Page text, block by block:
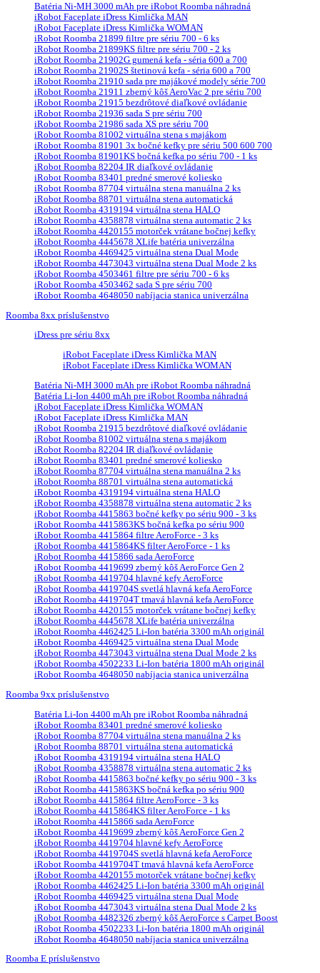
Batéria Ni-MH 3000 mAh pre iRobot Roomba náhradná
iRobot Faceplate iDress Kimlička MAN
iRobot Faceplate iDress Kimlička WOMAN
iRobot Roomba 21899 filtre pre sériu 700 - 6 ks
iRobot Roomba 21899KS filtre pre sériu 700 - 2 ks
iRobot Roomba 21902G gumená kefa - séria 600 a 700
iRobot Roomba 21902S štetinová kefa - séria 600 a 700
iRobot Roomba 21910 sada pre majákové modely série 700
iRobot Roomba 21911 zberný kôš AeroVac 2 pre sériu 700
iRobot Roomba 21915 bezdrôtové diaľkové ovládanie
iRobot Roomba 21936 sada S pre sériu 700
iRobot Roomba 21986 sada XS pre sériu 700
iRobot Roomba 81002 virtuálna stena s majákom
iRobot Roomba 81901 3x bočné kefky pre sériu 500 600 700
iRobot Roomba 81901KS bočná kefka po sériu 700 - 1 ks
iRobot Roomba 82204 IR diaľkové ovládanie
iRobot Roomba 83401 predné smerové koliesko
iRobot Roomba 87704 virtuálna stena manuálna 2 ks
iRobot Roomba 88701 virtuálna stena automatická
iRobot Roomba 4319194 virtuálna stena HALO
iRobot Roomba 4358878 virtuálna stena automatic 2 ks
iRobot Roomba 4420155 motorček vrátane bočnej kefky
iRobot Roomba 4445678 XLife batéria univerzálna
iRobot Roomba 4469425 virtuálna stena Dual Mode
iRobot Roomba 4473043 virtuálna stena Dual Mode 2 ks
iRobot Roomba 4503461 filtre pre sériu 700 - 6 ks
iRobot Roomba 4503462 sada S pre sériu 700
iRobot Roomba 4648050 nabíjacia stanica univerzálna
Roomba 8xx príslušenstvo
iDress pre sériu 8xx
iRobot Faceplate iDress Kimlička MAN
iRobot Faceplate iDress Kimlička WOMAN
Batéria Ni-MH 3000 mAh pre iRobot Roomba náhradná
Batéria Li-Ion 4400 mAh pre iRobot Roomba náhradná
iRobot Faceplate iDress Kimlička WOMAN
iRobot Faceplate iDress Kimlička MAN
iRobot Roomba 21915 bezdrôtové diaľkové ovládanie
iRobot Roomba 81002 virtuálna stena s majákom
iRobot Roomba 82204 IR diaľkové ovládanie
iRobot Roomba 83401 predné smerové koliesko
iRobot Roomba 87704 virtuálna stena manuálna 2 ks
iRobot Roomba 88701 virtuálna stena automatická
iRobot Roomba 4319194 virtuálna stena HALO
iRobot Roomba 4358878 virtuálna stena automatic 2 ks
iRobot Roomba 4415863 bočné kefky po sériu 900 - 3 ks
iRobot Roomba 4415863KS bočná kefka po sériu 900
iRobot Roomba 4415864 filtre AeroForce - 3 ks
iRobot Roomba 4415864KS filter AeroForce - 1 ks
iRobot Roomba 4415866 sada AeroForce
iRobot Roomba 4419699 zberný kôš AeroForce Gen 2
iRobot Roomba 4419704 hlavné kefy AeroForce
iRobot Roomba 4419704S svetlá hlavná kefa AeroForce
iRobot Roomba 4419704T tmavá hlavná kefa AeroForce
iRobot Roomba 4420155 motorček vrátane bočnej kefky
iRobot Roomba 4445678 XLife batéria univerzálna
iRobot Roomba 4462425 Li-Ion batéria 3300 mAh originál
iRobot Roomba 4469425 virtuálna stena Dual Mode
iRobot Roomba 4473043 virtuálna stena Dual Mode 2 ks
iRobot Roomba 4502233 Li-Ion batéria 1800 mAh originál
iRobot Roomba 4648050 nabíjacia stanica univerzálna
Roomba 9xx príslušenstvo
Batéria Li-Ion 4400 mAh pre iRobot Roomba náhradná
iRobot Roomba 83401 predné smerové koliesko
iRobot Roomba 87704 virtuálna stena manuálna 2 ks
iRobot Roomba 88701 virtuálna stena automatická
iRobot Roomba 4319194 virtuálna stena HALO
iRobot Roomba 4358878 virtuálna stena automatic 2 ks
iRobot Roomba 4415863 bočné kefky po sériu 900 - 3 ks
iRobot Roomba 4415863KS bočná kefka po sériu 900
iRobot Roomba 4415864 filtre AeroForce - 3 ks
iRobot Roomba 4415864KS filter AeroForce - 1 ks
iRobot Roomba 4415866 sada AeroForce
iRobot Roomba 4419699 zberný kôš AeroForce Gen 2
iRobot Roomba 4419704 hlavné kefy AeroForce
iRobot Roomba 4419704S svetlá hlavná kefa AeroForce
iRobot Roomba 4419704T tmavá hlavná kefa AeroForce
iRobot Roomba 4420155 motorček vrátane bočnej kefky
iRobot Roomba 4462425 Li-Ion batéria 3300 mAh originál
iRobot Roomba 4469425 virtuálna stena Dual Mode
iRobot Roomba 4473043 virtuálna stena Dual Mode 2 ks
iRobot Roomba 4482326 zberný kôš AeroForce s Carpet Boost
iRobot Roomba 4502233 Li-Ion batéria 1800 mAh originál
iRobot Roomba 4648050 nabíjacia stanica univerzálna
Roomba E príslušenstvo